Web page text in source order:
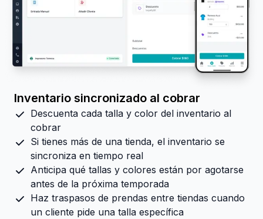
Inventario sincronizado al cobrar
Descuenta cada talla y color del inventario al
cobrar
Si tienes más de una tienda, el inventario se
sincroniza en tiempo real
Anticipa qué tallas y colores están por agotarse
antes de la próxima temporada
Haz traspasos de prendas entre tiendas cuando
un cliente pide una talla específica